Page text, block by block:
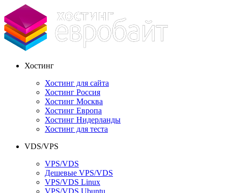
Хостинг
Хостинг для сайта
Хостинг Россия
Хостинг Москва
Хостинг Европа
Хостинг Нидерланды
Хостинг для теста
VDS/VPS
VPS/VDS
Дешевые VPS/VDS
VPS/VDS Linux
VPS/VDS Ubuntu